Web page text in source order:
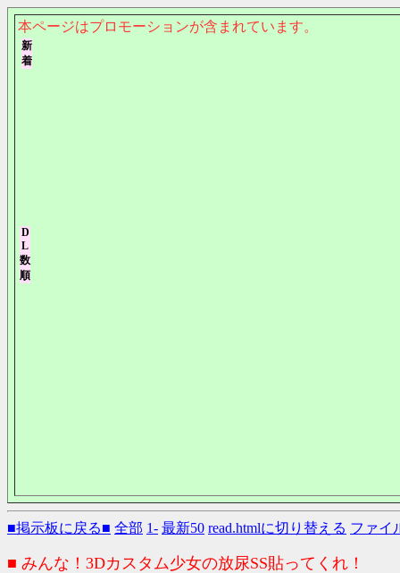
本ページはプロモーションが含まれています。
■掲示板に戻る■ 全部 1- 最新50 read.htmlに切り替える ファイ
■ みんな！3Dカスタム少女の放尿SS貼ってくれ！